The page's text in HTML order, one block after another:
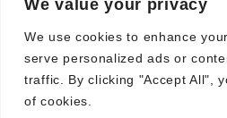
We value your privacy
We use cookies to enhance
serve personalized ads or
traffic. By clicking "Accept All",
of cookies.